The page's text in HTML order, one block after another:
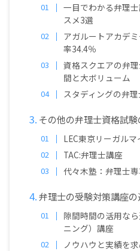
一目でわかる弁理
スメ3選
アガルートアカデ
率34.4％
資格スクエアの弁
間と大ボリューム
スタディングの弁
その他の弁理士資格試
LEC東京リーガル
TAC:弁理士講座
代々木塾：弁理士
弁理士の受験対策講座
隙間時間の活用な
ニング）講座
ノウハウと実績を